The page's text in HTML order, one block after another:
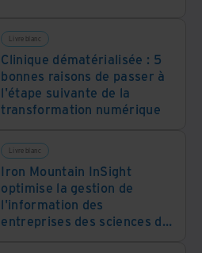
Livre blanc
Clinique dématérialisée : 5
bonnes raisons de passer à
l'étape suivante de la
transformation numérique
Livre blanc
Iron Mountain InSight
optimise la gestion de
l'information des
entreprises des sciences de